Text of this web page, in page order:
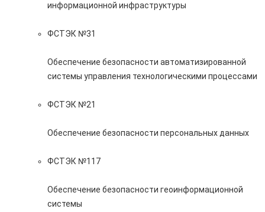
информационной инфраструктуры
ФСТЭК №31
Обеспечение безопасности автоматизированной
системы управления технологическими процессами
ФСТЭК №21
Обеспечение безопасности персональных данных
ФСТЭК №117
Обеспечение безопасности геоинформационной
системы